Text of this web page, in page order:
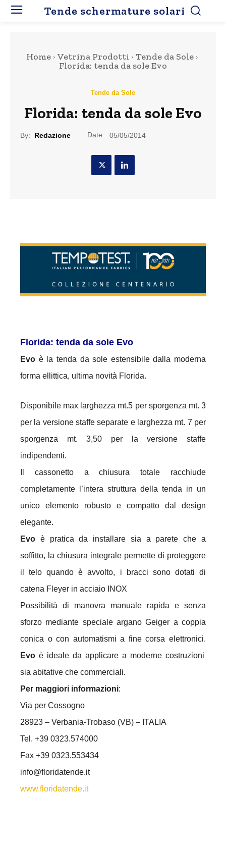
Tende schermature solari
Home Vetrina Prodotti
Tende da Sole
Florida: tenda da sole Evo
Tende da Sole
Florida: tenda da sole Evo
By: Redazione Date: 05/05/2014
Florida: tenda da sole Evo
Evo è la tenda da sole estensibile dalla moderna
forma ellittica, ultima novità Florida.
Disponibile max larghezza mt.5 per sporgenza mt. 3
per la versione staffe separate e larghezza mt. 7 per
sporgenza mt. 3,50 per la versione staffe
indipendenti.
Il cassonetto a chiusura totale racchiude
completamente l’intera struttura della tenda in un
unico elemento robusto e compatto dal design
elegante.
Evo è pratica da installare sia a parete che a
soffitto, la chiusura integrale permette di proteggere
il telo quando è avvolto, i bracci sono dotati di
catena Fleyer in acciaio INOX
Possibilità di manovra manuale rapida e senza
sforzo mediante speciale argano Geiger a coppia
conica o con automatismi a fine corsa elettronici.
Evo è ideale da applicare a moderne costruzioni
sia abitative che commerciali.
Per maggiori informazioni:
Via per Cossogno
28923 – Verbania-Trobaso (VB) – ITALIA
Tel. +39 0323.574000
Fax +39 0323.553434
info@floridatende.it
www.floridatende.it